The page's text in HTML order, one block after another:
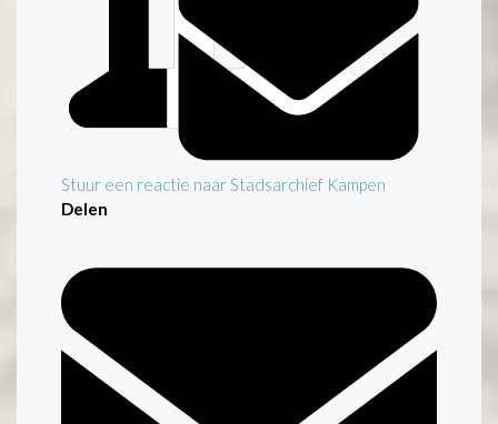
Stuur een reactie naar Stadsarchief Kampen
Delen